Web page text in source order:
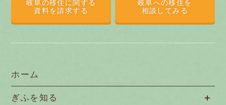
岐阜の移住に関する
資料を請求する
岐阜への移住を
相談してみる
ホーム
ぎふを知る